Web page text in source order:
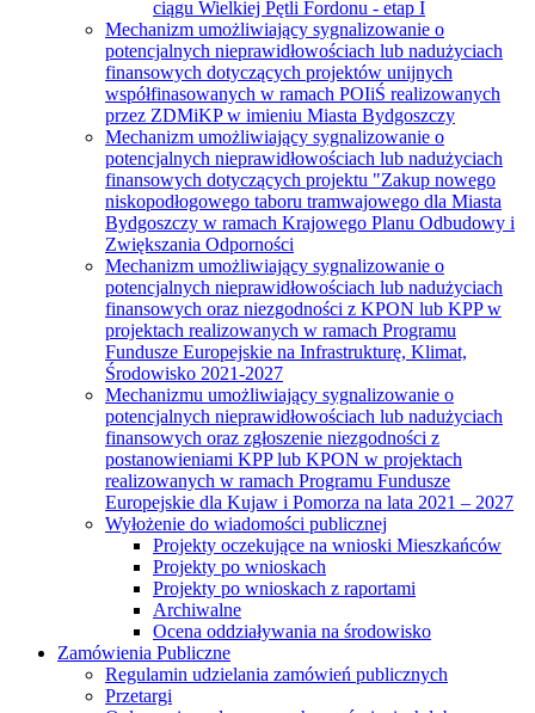
ciągu Wielkiej Pętli Fordonu - etap I
Mechanizm umożliwiający sygnalizowanie o
potencjalnych nieprawidłowościach lub nadużyciach
finansowych dotyczących projektów unijnych
współfinasowanych w ramach POIiŚ realizowanych
przez ZDMiKP w imieniu Miasta Bydgoszczy
Mechanizm umożliwiający sygnalizowanie o
potencjalnych nieprawidłowościach lub nadużyciach
finansowych dotyczących projektu "Zakup nowego
niskopodłogowego taboru tramwajowego dla Miasta
Bydgoszczy w ramach Krajowego Planu Odbudowy i
Zwiększania Odporności
Mechanizm umożliwiający sygnalizowanie o
potencjalnych nieprawidłowościach lub nadużyciach
finansowych oraz niezgodności z KPON lub KPP w
projektach realizowanych w ramach Programu
Fundusze Europejskie na Infrastrukturę, Klimat,
Środowisko 2021-2027
Mechanizmu umożliwiający sygnalizowanie o
potencjalnych nieprawidłowościach lub nadużyciach
finansowych oraz zgłoszenie niezgodności z
postanowieniami KPP lub KPON w projektach
realizowanych w ramach Programu Fundusze
Europejskie dla Kujaw i Pomorza na lata 2021 – 2027
Wyłożenie do wiadomości publicznej
Projekty oczekujące na wnioski Mieszkańców
Projekty po wnioskach
Projekty po wnioskach z raportami
Archiwalne
Ocena oddziaływania na środowisko
Zamówienia Publiczne
Regulamin udzielania zamówień publicznych
Przetargi